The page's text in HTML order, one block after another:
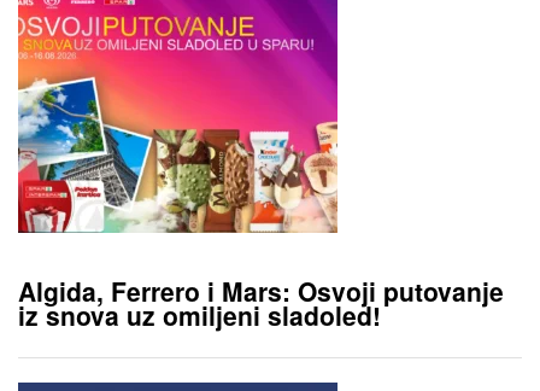
Algida, Ferrero i Mars: Osvoji putovanje
iz snova uz omiljeni sladoled!